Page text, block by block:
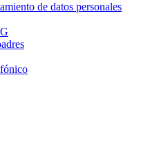
de datos personales